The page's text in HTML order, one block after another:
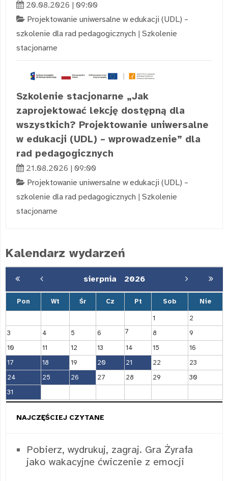
20.08.2026 | 09:00
Projektowanie uniwersalne w edukacji (UDL) –
szkolenie dla rad pedagogicznych | Szkolenie
stacjonarne
Szkolenie stacjonarne „Jak
zaprojektować lekcję dostępną dla
wszystkich? Projektowanie uniwersalne
w edukacji (UDL) – wprowadzenie” dla
rad pedagogicznych
21.08.2026 | 09:00
Projektowanie uniwersalne w edukacji (UDL) –
szkolenie dla rad pedagogicznych | Szkolenie
stacjonarne
Kalendarz wydarzeń
sierpnia 2026
Pon Wt Śr Cz Pt Sob Nie
1
2
3
4 5 6 7 8
9
10
11 12 13 14 15
16
17
18 19 20 21 22
23
24
25 26 27 28 29
30
31
NAJCZĘŚCIEJ CZYTANE
Pobierz, wydrukuj, zagraj. Gra Żyrafa
jako wakacyjne ćwiczenie z emocji